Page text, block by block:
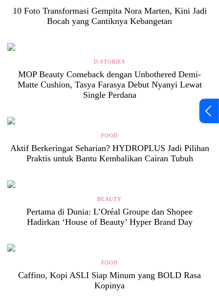
10 Foto Transformasi Gempita Nora Marten, Kini Jadi
Bocah yang Cantiknya Kebangetan
D-STORIES
MOP Beauty Comeback dengan Unbothered Demi-
Matte Cushion, Tasya Farasya Debut Nyanyi Lewat
Single Perdana
FOOD
Aktif Berkeringat Seharian? HYDROPLUS Jadi Pilihan
Praktis untuk Bantu Kembalikan Cairan Tubuh
BEAUTY
Pertama di Dunia: L’Oréal Groupe dan Shopee
Hadirkan ‘House of Beauty’ Hyper Brand Day
FOOD
Caffino, Kopi ASLI Siap Minum yang BOLD Rasa
Kopinya